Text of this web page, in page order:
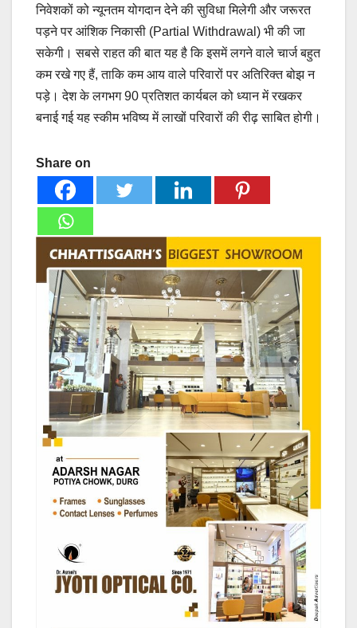
निवेशकों को न्यूनतम योगदान देने की सुविधा मिलेगी और जरूरत
पड़ने पर आंशिक निकासी (Partial Withdrawal) भी की जा
सकेगी। सबसे राहत की बात यह है कि इसमें लगने वाले चार्ज बहुत
कम रखे गए हैं, ताकि कम आय वाले परिवारों पर अतिरिक्त बोझ न
पड़े। देश के लगभग 90 प्रतिशत कार्यबल को ध्यान में रखकर
बनाई गई यह स्कीम भविष्य में लाखों परिवारों की रीढ़ साबित होगी।
Share on